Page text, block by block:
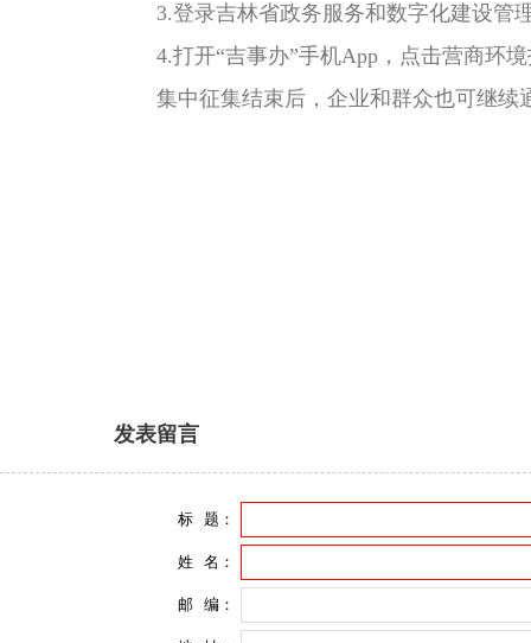
3.登录吉林省政务服务和数字化建设管理
4.打开“吉事办”手机App，点击营商环境
集中征集结束后，企业和群众也可继续
发表留言